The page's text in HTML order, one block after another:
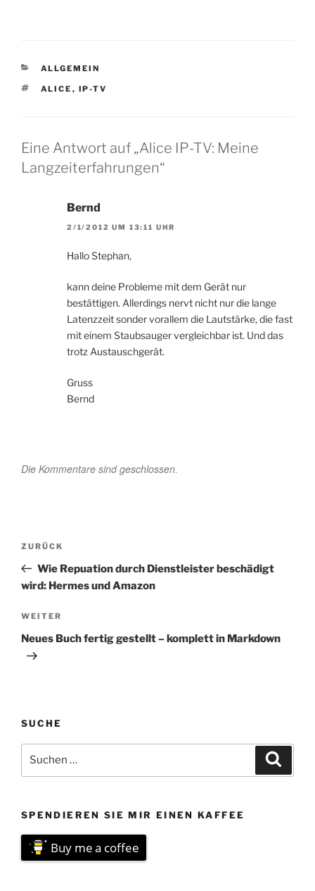
hatte zunächst
Empfangsprobleme als
der Lage optimalen…
KATEGORIEN
ALLGEMEIN
SCHLAGWÖRTER
ALICE , IP-TV
Eine Antwort auf „Alice IP-TV: Meine
Langzeiterfahrungen“
Bernd
2/1/2012 UM 13:11 UHR
Hallo Stephan,
kann deine Probleme mit dem Gerät nur
bestättigen. Allerdings nervt nicht nur die lange
Latenzzeit sonder vorallem die Lautstärke, die fast
mit einem Staubsauger vergleichbar ist. Und das
trotz Austauschgerät.
Gruss
Bernd
Die Kommentare sind geschlossen.
Beitragsnavigation
Vorheriger
Beitrag
ZURÜCK
Wie Repuation durch Dienstleister beschädigt
wird: Hermes und Amazon
Nächster
Beitrag
WEITER
Neues Buch fertig gestellt – komplett in Markdown
SUCHE
nach:
SPENDIEREN SIE MIR EINEN KAFFEE
Buy me a coffee